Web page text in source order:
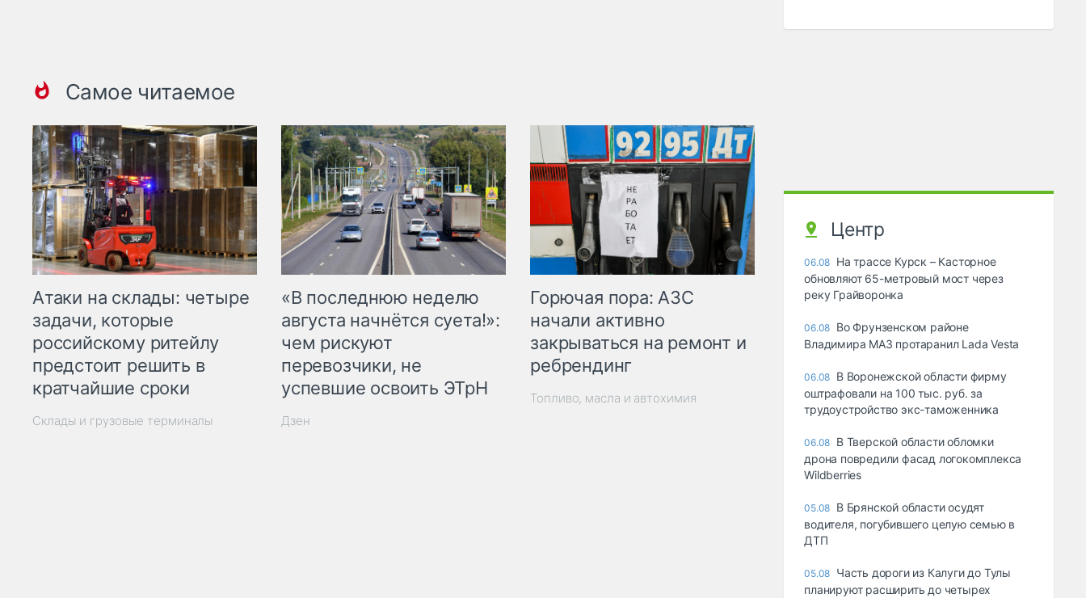
Самое читаемое
Атаки на склады: четыре
задачи, которые
российскому ритейлу
предстоит решить в
кратчайшие сроки
Склады и грузовые терминалы
«В последнюю неделю
августа начнётся суета!»:
чем рискуют
перевозчики, не
успевшие освоить ЭТрН
Дзен
Горючая пора: АЗС
начали активно
закрываться на ремонт и
ребрендинг
Топливо, масла и автохимия
Центр
06.08 На трассе Курск – Касторное
обновляют 65-метровый мост через
реку Грайворонка
06.08 Во Фрунзенском районе
Владимира МАЗ протаранил Lada Vesta
06.08 В Воронежской области фирму
оштрафовали на 100 тыс. руб. за
трудоустройство экс-таможенника
06.08 В Тверской области обломки
дрона повредили фасад логокомплекса
Wildberries
05.08 В Брянской области осудят
водителя, погубившего целую семью в
ДТП
05.08 Часть дороги из Калуги до Тулы
планируют расширить до четырех